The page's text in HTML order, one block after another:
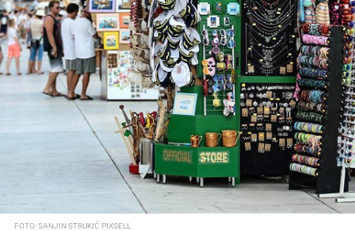
FOTO: SANJIN STRUKIĆ PIXSELL